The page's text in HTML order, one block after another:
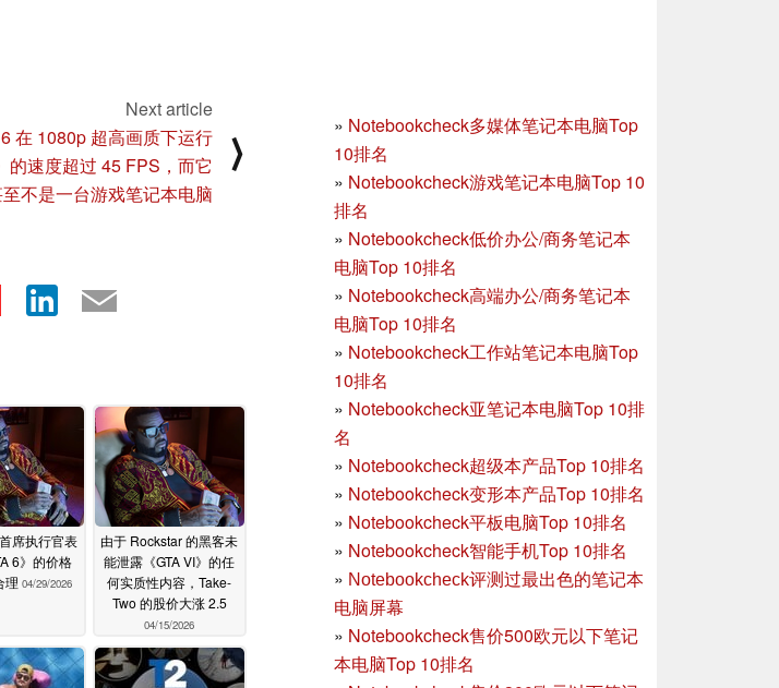
» Notebookcheck多媒体笔记本电脑Top
10排名
» Notebookcheck游戏笔记本电脑Top 10
排名
» Notebookcheck低价办公/商务笔记本
电脑Top 10排名
» Notebookcheck高端办公/商务笔记本
电脑Top 10排名
» Notebookcheck工作站笔记本电脑Top
10排名
» Notebookcheck亚笔记本电脑Top 10排
名
» Notebookcheck超级本产品Top 10排名
» Notebookcheck变形本产品Top 10排名
» Notebookcheck平板电脑Top 10排名
» Notebookcheck智能手机Top 10排名
» Notebookcheck评测过最出色的笔记本
电脑屏幕
» Notebookcheck售价500欧元以下笔记
本电脑Top 10排名
Next article
在 1080p 超高画质下运行
的速度超过 45 FPS，而它
不是一台游戏笔记本电脑
⟩
席执行官表
6》的价格
理 04/29/2026
由于 Rockstar 的黑客未
能泄露《GTA VI》的任
何实质性内容，Take-
Two 的股价大涨 2.5
04/15/2026